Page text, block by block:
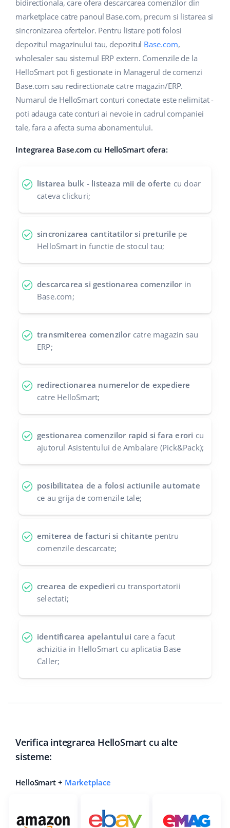
Managementul transporturilor
Automatizarea fluxului de lucru
Base Connect
AI pentru comerțul electronic
Produse pentru copii
Electronică
Piese auto
Supermarket
Sănătate și frumusețe
Modă
Suport
Blog
Servicii
Implementari de sistem
Auditul conturilor
Altele
Colaborare si parteneri
english (US)
english (GB)
english (IN)
deutsch
Ελληνικά
español (AR)
Français
polski
română
中文
bidirectionala, care ofera descarcarea comenzilor din
marketplace catre panoul Base.com, precum si listarea si
sincronizarea ofertelor. Pentru listare poti folosi
depozitul magazinului tau, depozitul Base.com,
wholesaler sau sistemul ERP extern. Comenzile de la
HelloSmart pot fi gestionate in Managerul de comenzi
Base.com sau redirectionate catre magazin/ERP.
Numarul de HelloSmart conturi conectate este nelimitat -
poti adauga cate conturi ai nevoie in cadrul companiei
tale, fara a afecta suma abonamentului.
Integrarea Base.com cu HelloSmart ofera:
listarea bulk - listeaza mii de oferte cu doar
cateva clickuri;
sincronizarea cantitatilor si preturile pe
HelloSmart in functie de stocul tau;
descarcarea si gestionarea comenzilor in
Base.com;
transmiterea comenzilor catre magazin sau
ERP;
redirectionarea numerelor de expediere
catre HelloSmart;
gestionarea comenzilor rapid si fara erori cu
ajutorul Asistentului de Ambalare (Pick&Pack);
posibilitatea de a folosi actiunile automate
ce au grija de comenzile tale;
emiterea de facturi si chitante pentru
comenzile descarcate;
crearea de expedieri cu transportatorii
selectati;
identificarea apelantului care a facut
achizitia in HelloSmart cu aplicatia Base
Caller;
Verifica integrarea HelloSmart cu alte
sisteme:
HelloSmart + Marketplace